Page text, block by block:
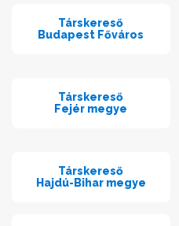
Társkereső
Budapest Főváros
Társkereső
Fejér megye
Társkereső
Hajdú-Bihar megye